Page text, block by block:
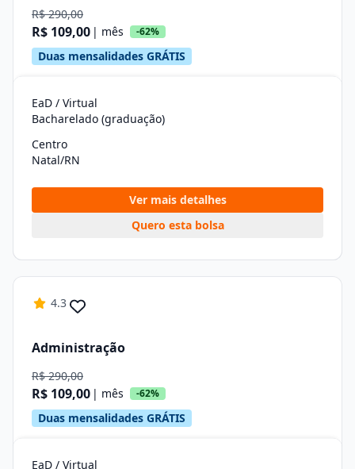
R$ 290,00
R$ 109,00 | mês -62%
Duas mensalidades GRÁTIS
EaD / Virtual
Bacharelado (graduação)
Centro
Natal/RN
Ver mais detalhes
Quero esta bolsa
4.3
Administração
R$ 290,00
R$ 109,00 | mês -62%
Duas mensalidades GRÁTIS
EaD / Virtual